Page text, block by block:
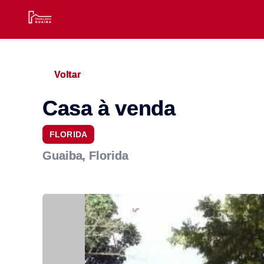
Voltar
Casa à venda
FLORIDA
Guaiba, Florida